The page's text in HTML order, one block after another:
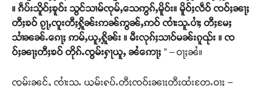
။ ၵဵပ်းသိူဝ်ႈၶူဝ်း သွင်သၢမ်ၸုမ်ႇသေဢွၵ်ႇမိူဝ်း။ မိူဝ်ႈလဵဝ် ၸဝ်ႈၼႃႈ
တီႈၶဝ် ၵႂႃႇၸူးတီႈႁိူၼ်းဢၼ်ဢွၼ်ႇဢဝ် ၸၢႆးသူႉပၢႆႈ တီႈမႄႈ
သၢႆၼၼ်ႉၵေႃႈ ဢမ်ႇယူႇႁိူၼ်း ။ မီးလုၵ်ႈသၢဝ်မၼ်းၵူၺ်း ။ ၸ
ဝ်ႈၼႃႈတီႈၶဝ် တိုၵ်ႉၸွမ်းႁႃယူႇ ၼႆဢေႃႈ ” – ဝႃႈၼႆ။
ၸွမ်းၼင်ႇ ၸၢႆးသူႉ ယွမ်းႁပ်ႉတီႈၸဝ်ႈၼႃႈတီႈထႆးတႄႉဝႃႈ –